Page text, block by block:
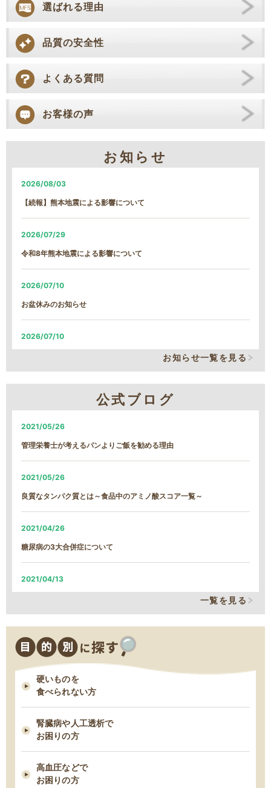
選ばれる理由
品質の安全性
よくある質問
お客様の声
お知らせ
2026/08/03
【続報】熊本地震による影響について
2026/07/29
令和8年熊本地震による影響について
2026/07/10
お盆休みのお知らせ
2026/07/10
システム改修による、臨時の営業時間短縮について
システム改修による、臨時の営業時間短縮について
2025/12/09
2025/11/18
11/18 臨時休業のお知らせ
お知らせ一覧を見る
公式ブログ
2021/05/26
管理栄養士が考えるパンよりご飯を勧める理由
2021/05/26
良質なタンパク質とは～食品中のアミノ酸スコア一覧～
2021/04/26
糖尿病の3大合併症について
2021/04/13
減塩表示の落とし穴！その表示、本当に減塩？
2021/03/24
脂質制限中にお勧め！低脂肪・高タンパクな“魚”６つ
2021/03/03
早期の脂肪肝は改善できる！すぐ始めるべき５つの食事管理
2021/02/23
一覧を見る
硬いものを
食べられない方
腎臓病や人工透析で
お困りの方
高血圧などで
お困りの方